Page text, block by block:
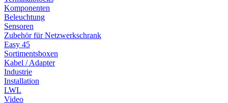
Komponenten
Beleuchtung
Sensoren
Zubehör für Netzwerkschrank
Easy 45
Sortimentsboxen
Kabel / Adapter
Industrie
Installation
LWL
Video